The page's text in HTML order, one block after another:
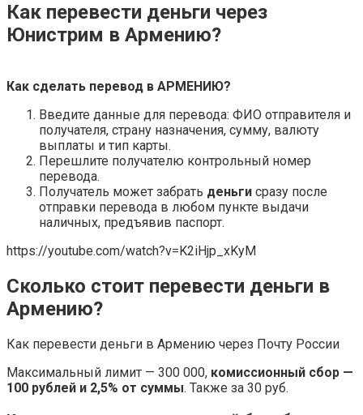
Как перевести деньги через
Юнистрим в Армению?
Как сделать перевод в АРМЕНИЮ?
Введите данные для перевода: ФИО отправителя и
получателя, страну назначения, сумму, валюту
выплаты и тип карты.
Перешлите получателю контрольный номер
перевода.
Получатель может забрать деньги сразу после
отправки перевода в любом пункте выдачи
наличных, предъявив паспорт.
https://youtube.com/watch?v=K2iHjp_xKyM
Сколько стоит перевести деньги в
Армению?
Как перевести деньги в Армению через Почту России
Максимальный лимит — 300 000, комиссионный сбор —
100 рублей и 2,5% от суммы. Также за 30 руб.